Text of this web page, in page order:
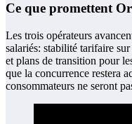
Ce que promettent
Les trois opérateurs
salariés: stabilité tarifaire
et plans de transition pour
que la concurrence restera
consommateurs ne seront